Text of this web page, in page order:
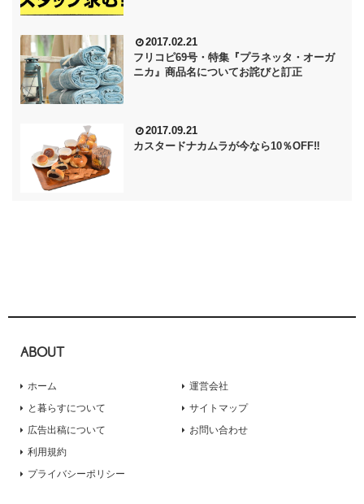
2017.02.21
フリコピ69号・特集『プラネッタ・オーガ
ニカ』商品名についてお詫びと訂正
2017.09.21
カスタードナカムラが今なら10％OFF‼
ABOUT
ホーム
と暮らすについて
広告出稿について
運営会社
サイトマップ
お問い合わせ
利用規約
プライバシーポリシー